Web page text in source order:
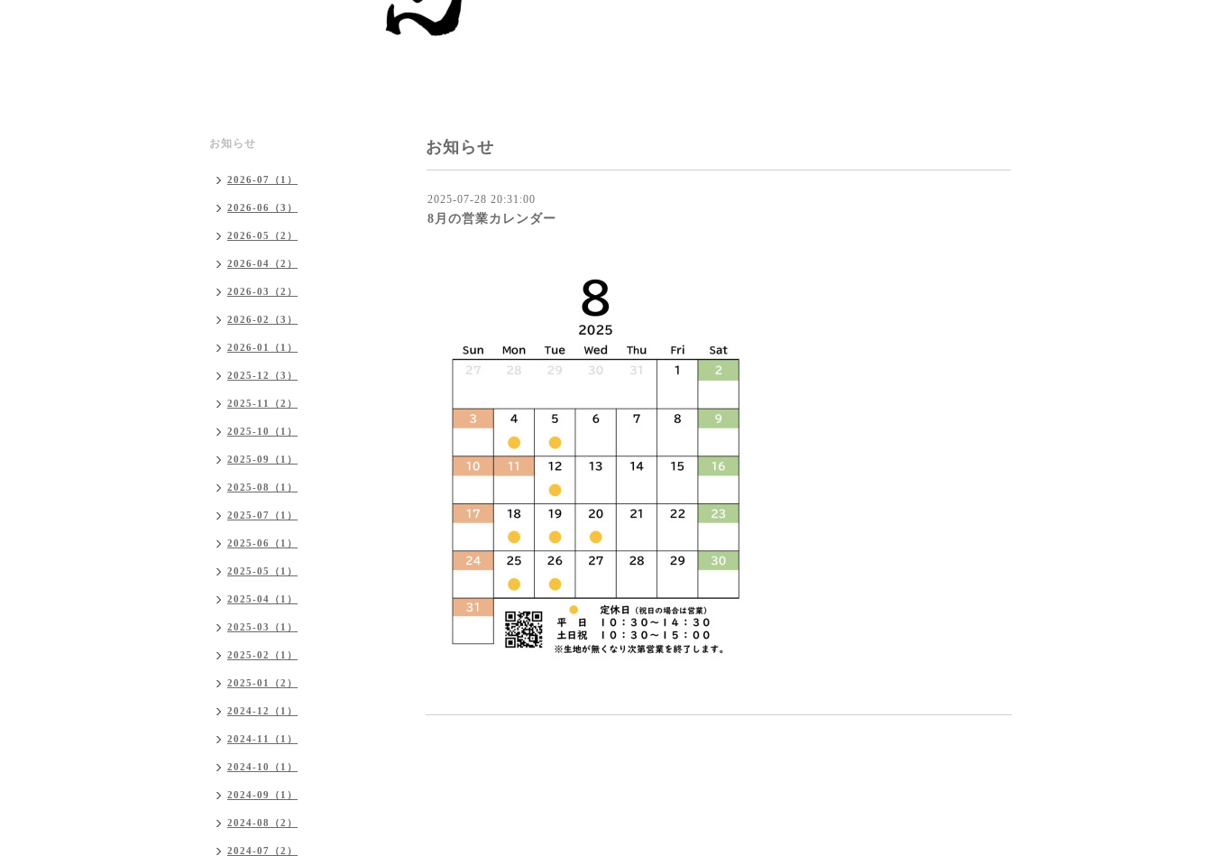
お知らせ
2025-07-28 20:31:00
8月の営業カレンダー
お知らせ
2026-07（1）
2026-06（3）
2026-05（2）
2026-04（2）
2026-03（2）
2026-02（3）
2026-01（1）
2025-12（3）
2025-11（2）
2025-10（1）
2025-09（1）
2025-08（1）
2025-07（1）
2025-06（1）
2025-05（1）
2025-04（1）
2025-03（1）
2025-02（1）
2025-01（2）
2024-12（1）
2024-11（1）
2024-10（1）
2024-09（1）
2024-08（2）
2024-07（2）